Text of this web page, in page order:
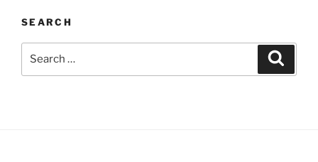
SEARCH